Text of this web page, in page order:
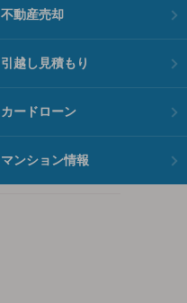
不動産売却
引越し見積もり
カードローン
マンション情報